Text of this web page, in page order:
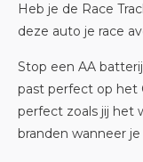
Heb je de Race
deze auto je race
Stop een AA
past perfect op het
perfect zoals jij het
branden wanneer